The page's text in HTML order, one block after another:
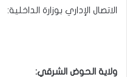
الاتصال الإداري بوزارة الداخلية:
ولاية الحوض الشرقي: